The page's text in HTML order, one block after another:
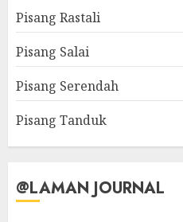
Pisang Rastali
Pisang Salai
Pisang Serendah
Pisang Tanduk
@LAMAN JOURNAL